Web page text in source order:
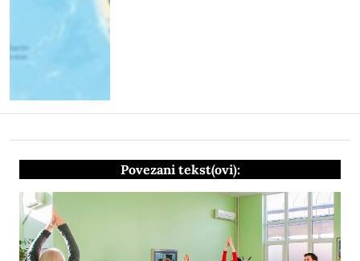
Povezani tekst(ovi):